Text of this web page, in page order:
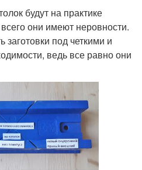
будут на практике
они имеют неровности.
заготовки под четкими и
ведь все равно они